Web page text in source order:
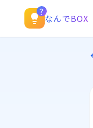
?
なんでBOX